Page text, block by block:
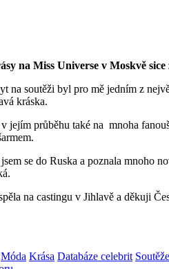
na Miss Universe v Moskvě
na soutěži byl pro mě jedním z
kráska.
jejím průběhu také na mnoha
se do Ruska a poznala mnoho
na castingu v Jihlavě a děkuji
Móda Krása Databáze celebrit Soutěže